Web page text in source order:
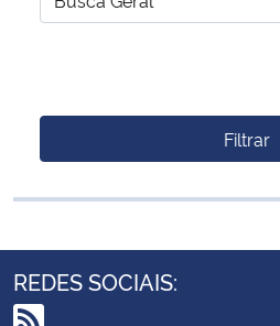
Filtrar
REDES SOCIAIS: